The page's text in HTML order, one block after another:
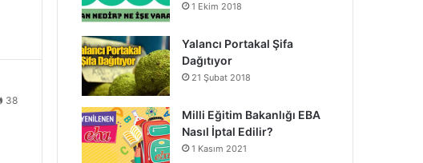
38
1 Ekim 2018
Yalancı Portakal Şifa
Dağıtıyor
21 Şubat 2018
Milli Eğitim Bakanlığı EBA
Nasıl İptal Edilir?
1 Kasım 2021